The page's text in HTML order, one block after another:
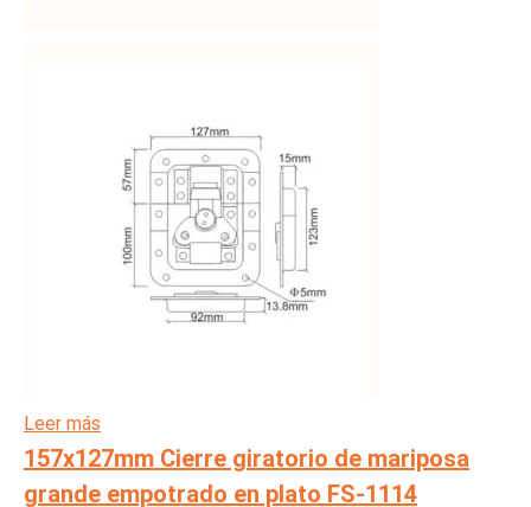
Leer más
157x127mm Cierre giratorio de mariposa
grande empotrado en plato FS-1114